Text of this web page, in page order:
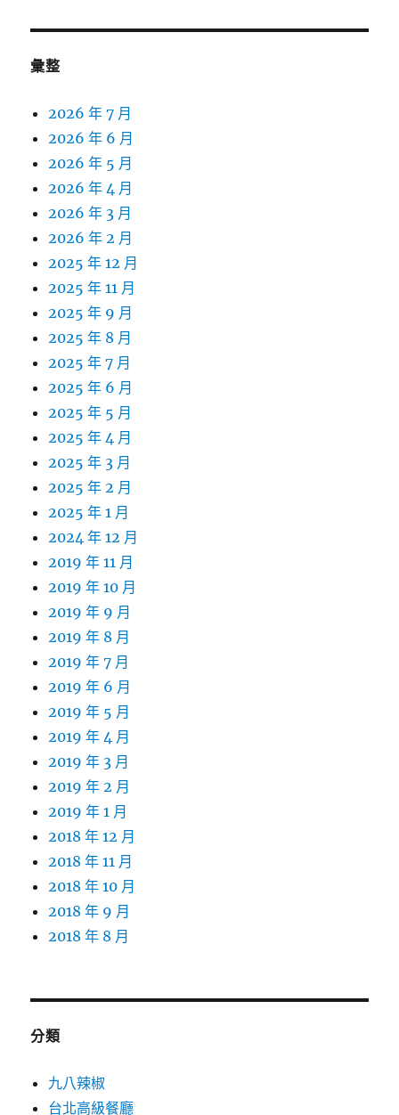
彙整
2026 年 7 月
2026 年 6 月
2026 年 5 月
2026 年 4 月
2026 年 3 月
2026 年 2 月
2025 年 12 月
2025 年 11 月
2025 年 9 月
2025 年 8 月
2025 年 7 月
2025 年 6 月
2025 年 5 月
2025 年 4 月
2025 年 3 月
2025 年 2 月
2025 年 1 月
2024 年 12 月
2019 年 11 月
2019 年 10 月
2019 年 9 月
2019 年 8 月
2019 年 7 月
2019 年 6 月
2019 年 5 月
2019 年 4 月
2019 年 3 月
2019 年 2 月
2019 年 1 月
2018 年 12 月
2018 年 11 月
2018 年 10 月
2018 年 9 月
2018 年 8 月
分類
九八辣椒
台北高級餐廳